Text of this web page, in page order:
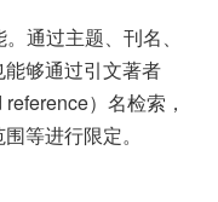
通过主题、刊名、
够通过引文著者
）名检索，
等进行限定。